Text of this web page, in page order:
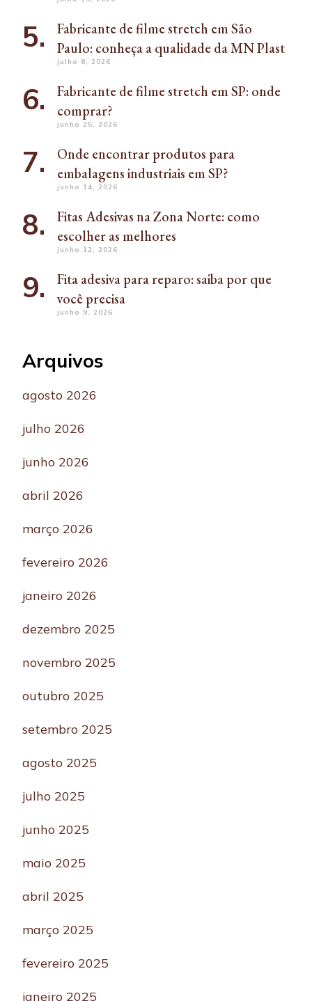
Fabricante de filme stretch em São
Paulo: conheça a qualidade da MN Plast
julho 8, 2026
Fabricante de filme stretch em SP: onde
comprar?
junho 25, 2026
Onde encontrar produtos para
embalagens industriais em SP?
junho 14, 2026
Fitas Adesivas na Zona Norte: como
escolher as melhores
junho 12, 2026
Fita adesiva para reparo: saiba por que
você precisa
junho 9, 2026
Arquivos
agosto 2026
julho 2026
junho 2026
abril 2026
março 2026
fevereiro 2026
janeiro 2026
dezembro 2025
novembro 2025
outubro 2025
setembro 2025
agosto 2025
julho 2025
junho 2025
maio 2025
abril 2025
março 2025
fevereiro 2025
janeiro 2025